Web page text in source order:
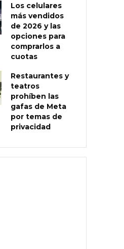
Los celulares
más vendidos
de 2026 y las
opciones para
comprarlos a
cuotas
Restaurantes y
teatros
prohíben las
gafas de Meta
por temas de
privacidad